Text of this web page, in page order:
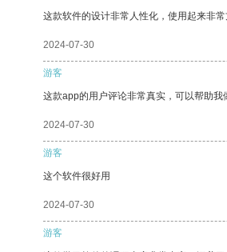
这款软件的设计非常人性化，使用起来非常
2024-07-30
游客
这款app的用户评论非常真实，可以帮助我
2024-07-30
游客
这个软件很好用
2024-07-30
游客